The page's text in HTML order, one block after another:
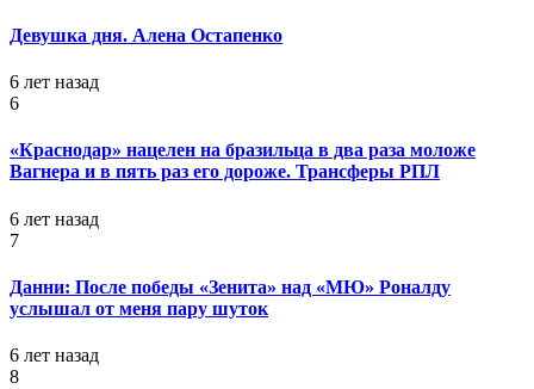
Девушка дня. Алена Остапенко
6 лет назад
6
«Краснодар» нацелен на бразильца в два раза моложе
Вагнера и в пять раз его дороже. Трансферы РПЛ
6 лет назад
7
Данни: После победы «Зенита» над «МЮ» Роналду
услышал от меня пару шуток
6 лет назад
8